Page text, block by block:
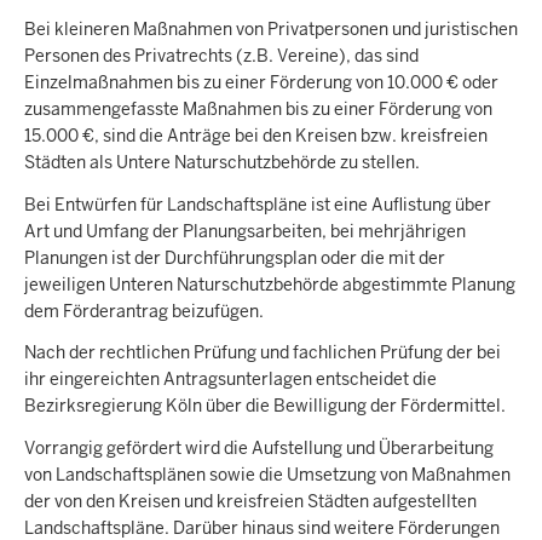
Bei kleineren Maßnahmen von Privatpersonen und juristischen
Personen des Privatrechts (z.B. Vereine), das sind
Einzelmaßnahmen bis zu einer Förderung von 10.000 € oder
zusammengefasste Maßnahmen bis zu einer Förderung von
15.000 €, sind die Anträge bei den Kreisen bzw. kreisfreien
Städten als Untere Naturschutzbehörde zu stellen.
Bei Entwürfen für Landschaftspläne ist eine Auflistung über
Art und Umfang der Planungsarbeiten, bei mehrjährigen
Planungen ist der Durchführungsplan oder die mit der
jeweiligen Unteren Naturschutzbehörde abgestimmte Planung
dem Förderantrag beizufügen.
Nach der rechtlichen Prüfung und fachlichen Prüfung der bei
ihr eingereichten Antragsunterlagen entscheidet die
Bezirksregierung Köln über die Bewilligung der Fördermittel.
Vorrangig gefördert wird die Aufstellung und Überarbeitung
von Landschaftsplänen sowie die Umsetzung von Maßnahmen
der von den Kreisen und kreisfreien Städten aufgestellten
Landschaftspläne. Darüber hinaus sind weitere Förderungen